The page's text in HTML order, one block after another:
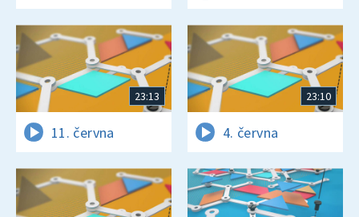
23:13
11. června
23:10
4. června